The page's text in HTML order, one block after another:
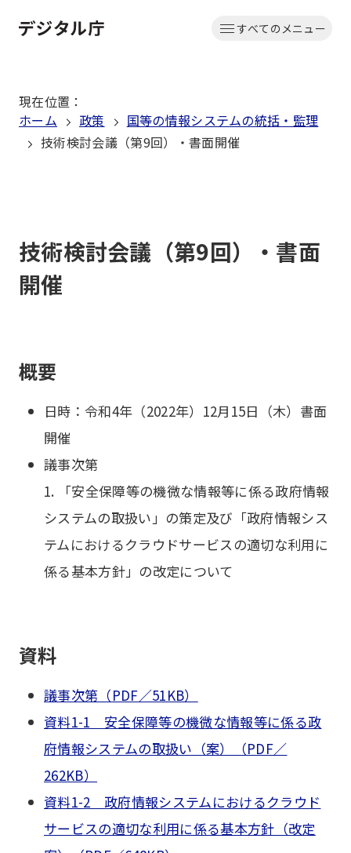
文
動
すべてのメニュー
現在位置 ：
ホーム
政策
国等の情報システムの統括・監理
技術検討会議（第9回）・書面開催
技術検討会議（第9回）・書面
開催
概要
日時：令和4年（2022年）12月15日（木）書面
開催
議事次第
1. 「安全保障等の機微な情報等に係る政府情報
システムの取扱い」の策定及び「政府情報シス
テムにおけるクラウドサービスの適切な利用に
係る基本方針」の改定について
資料
議事次第（PDF／51KB）
資料1-1 安全保障等の機微な情報等に係る政
府情報システムの取扱い（案）（PDF／
262KB）
資料1-2 政府情報システムにおけるクラウド
サービスの適切な利用に係る基本方針（改定